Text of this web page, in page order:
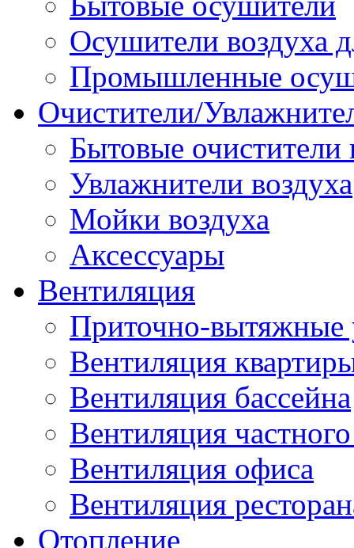
Осушители воздуха
Промышленные
Очистители/
Бытовые очистители
Увлажнители воздуха
Мойки воздуха
Аксессуары
Вентиляция
Приточно-вытяжные
Вентиляция
Вентиляция бассейна
Вентиляция
Вентиляция офиса
Вентиляция
Отопление